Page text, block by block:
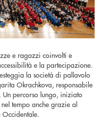
e ragazzi coinvolti e
e la partecipazione.
la società di pallavolo
Okrachkova, responsabile
percorso lungo, iniziato
tempo anche grazie al
Occidentale.